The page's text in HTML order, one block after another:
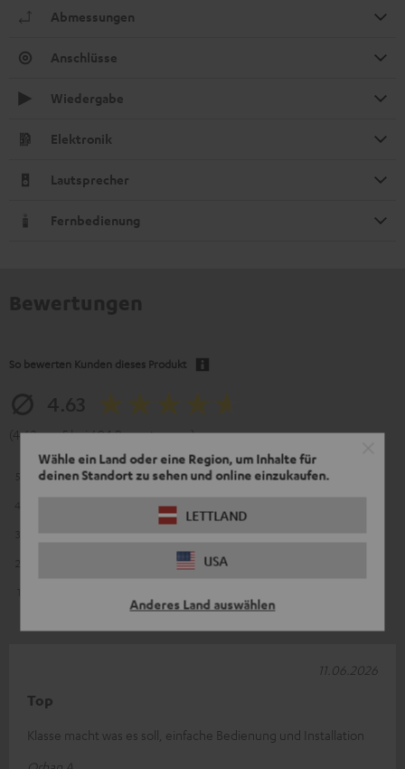
Wähle ein Land oder eine Region, um Inhalte für
deinen Standort zu sehen und online einzukaufen.
LETTLAND
USA
Anderes Land auswählen
Abmessungen
Anschlüsse
Wiedergabe
Elektronik
Lautsprecher
Fernbedienung
So bewerten Kunden dieses Produkt
(4.63 von 5 bei 694 Bewertungen)
509
140
Top
Klasse macht was es soll, einfache Bedienung und Installation
11.06.2026